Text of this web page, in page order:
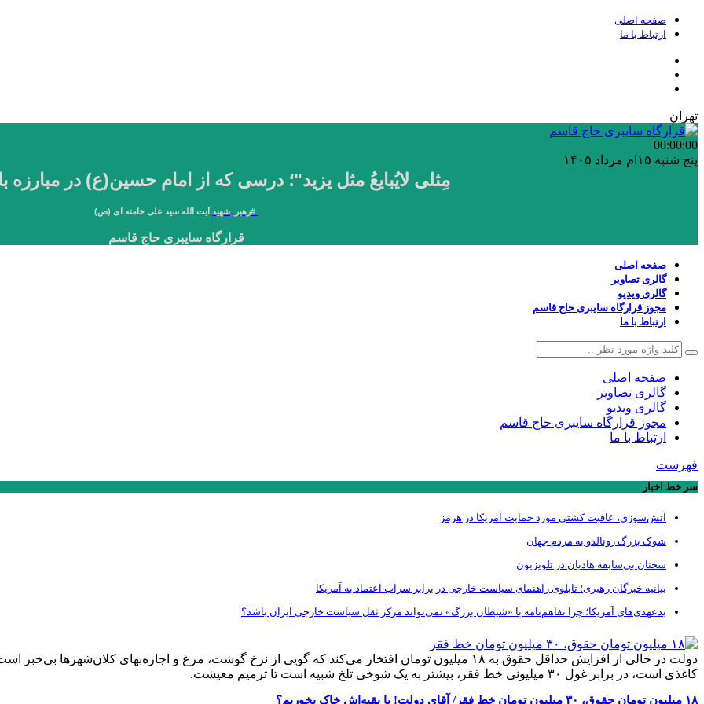
صفحه اصلی
ارتباط با ما
تهران
00:00:00
پنج شنبه ۱۵ام مرداد ۱۴۰۵
مِثلی لایُبایعُ مثل یزید"؛ درسی که از امام حسین(ع) در مبارزه
#رهبر_شهید آیت الله سید علی خامنه ای (ص)
قرارگاه سایبری حاج قاسم
صفحه اصلی
گالری تصاویر
گالری ویدیو
مجوز قرارگاه سایبری حاج قاسم
ارتباط با ما
صفحه اصلی
گالری تصاویر
گالری ویدیو
مجوز قرارگاه سایبری حاج قاسم
ارتباط با ما
فهرست
سر خط اخبار
آتش‌سوزی، عاقبت کشتی مورد حمایت آمریکا در هرمز
شوک بزرگ رونالدو به مردم جهان
سخنان بی‌سابقه هادیان در تلویزیون
بیانیه خبرگان رهبری؛ تابلوی راهنمای سیاست خارجی در برابر سراب اعتماد به آمریکا
بدعهدی‌های آمریکا؛ چرا تفاهم‌نامه با «شیطان بزرگ» نمی‌تواند مرکز ثقل سیاست خارجی ایران باشد؟
دولت در حالی از افزایش حداقل حقوق به ۱۸ میلیون تومان افتخار می‌کند که گویی از نرخ گوشت، مرغ و اجاره‌بهای
کاغذی است، در برابر غول ۳۰ میلیونی خط فقر، بیشتر به یک شوخی تلخ شبیه است تا ترمیم معیشت.
۱۸ میلیون تومان حقوق، ۳۰ میلیون تومان خط فقر/ آقای دولت! با بقیه‌اش خاک بخوریم؟